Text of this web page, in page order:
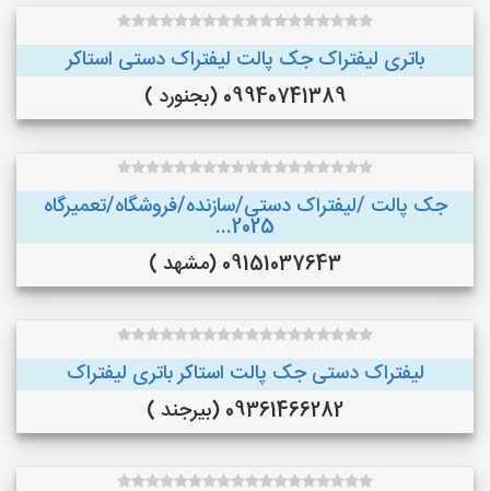
باتری لیفتراک جک پالت لیفتراک دستی استاکر
09940741389 (بجنورد )
جک پالت /لیفتراک دستی/سازنده/فروشگاه/تعمیرگاه
2025...
09151037643 (مشهد )
لیفتراک دستی جک پالت استاکر باتری لیفتراک
09361466282 (بیرجند )